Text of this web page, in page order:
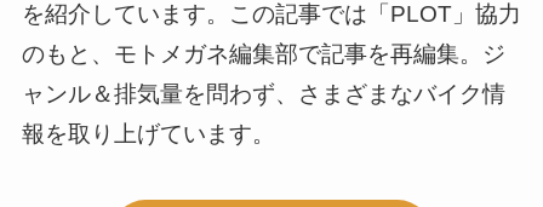
を紹介しています。この記事では「PLOT」協力
のもと、モトメガネ編集部で記事を再編集。ジ
ャンル＆排気量を問わず、さまざまなバイク情
報を取り上げています。